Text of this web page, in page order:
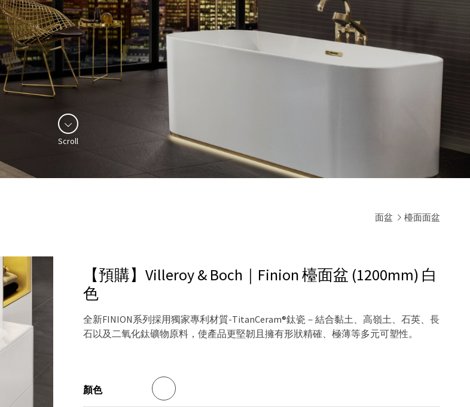
Scroll
面盆 檯面面盆
【預購】Villeroy & Boch｜Finion 檯面盆 (1200mm) 白
色
全新FINION系列採用獨家專利材質-TitanCeram®鈦瓷－結合黏土、高嶺土、石英、長
石以及二氧化鈦礦物原料，使產品更堅韌且擁有形狀精確、極薄等多元可塑性。
顏色